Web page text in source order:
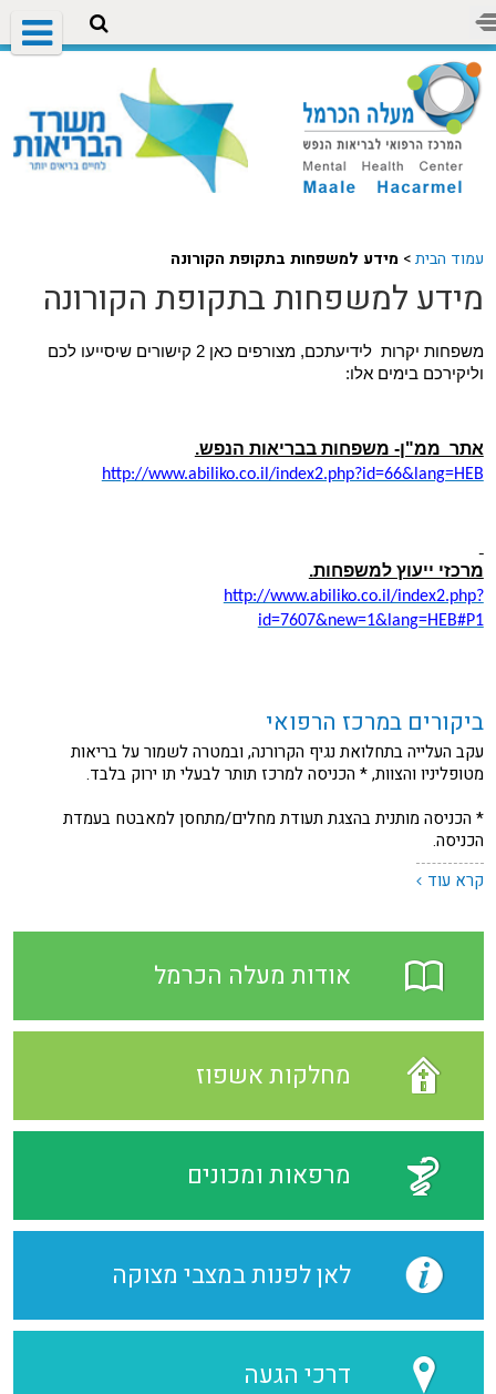
עמוד הבית>מידע למשפחות בתקופת הקורונה
מידע למשפחות בתקופת הקורונה
משפחות יקרות
לידיעתכם, מצורפים כאן 2 קישורים שיסייעו לכם
וליקירכם בימים אלו:
אתר ממ"ן- משפחות בבריאות הנפש.
http://www.abiliko.co.il/index2.php?id=66&lang=HEB
מרכזי ייעוץ למשפחות.
http://www.abiliko.co.il/index2.php?
id=7607&new=1&lang=HEB#P1
ביקורים במרכז הרפואי
עקב העלייה בתחלואת נגיף הקרורנה, ובמטרה לשמור על בריאות
מטופליניו והצוות, * הכניסה למרכז תותר לבעלי תו ירוק בלבד.
* הכניסה מותנית בהצגת תעודת מחלים/מתחסן למאבטח בעמדת
הכניסה.
קרא עוד
אודות מעלה הכרמל
מחלקות אשפוז
מרפאות ומכונים
לאן לפנות במצבי מצוקה
דרכי הגעה